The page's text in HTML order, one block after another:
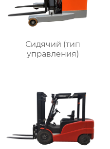
Сидячий (тип
управления)